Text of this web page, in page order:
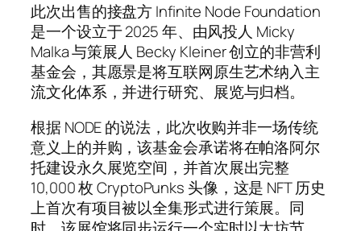
此次出售的接盘方 Infinite Node Foundation
是一个设立于 2025 年、由风投人 Micky
Malka 与策展人 Becky Kleiner 创立的非营利
基金会，其愿景是将互联网原生艺术纳入主
流文化体系，并进行研究、展览与归档。
根据 NODE 的说法，此次收购并非一场传统
意义上的并购，该基金会承诺将在帕洛阿尔
托建设永久展览空间，并首次展出完整
10,000 枚 CryptoPunks 头像，这是 NFT 历史
上首次有项目被以全集形式进行策展。同